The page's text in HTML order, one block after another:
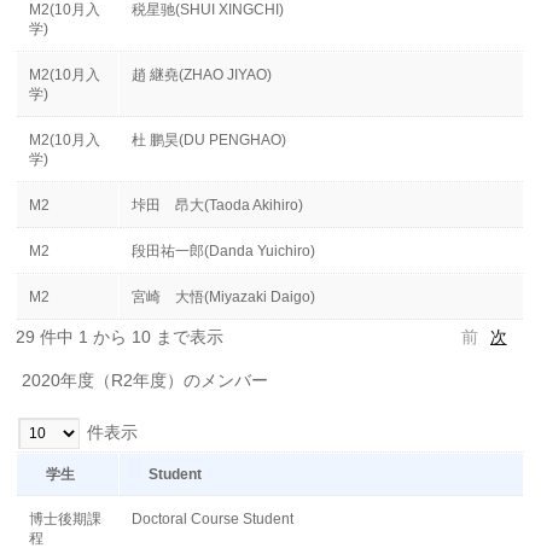
M2(10月入
学)
税星驰(SHUI XINGCHI)
M2(10月入
学)
趙 継堯(ZHAO JIYAO)
M2(10月入
学)
杜 鹏昊(DU PENGHAO)
M2 垰田 昂大(Taoda Akihiro)
M2 段田祐一郎(Danda Yuichiro)
M2 宮崎 大悟(Miyazaki Daigo)
29 件中 1 から 10 まで表示 前 次
2020年度（R2年度）のメンバー
件表示
学生 Student
博士後期課
程
Doctoral Course Student